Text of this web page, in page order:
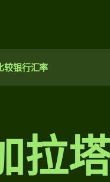
较银行汇率
拉